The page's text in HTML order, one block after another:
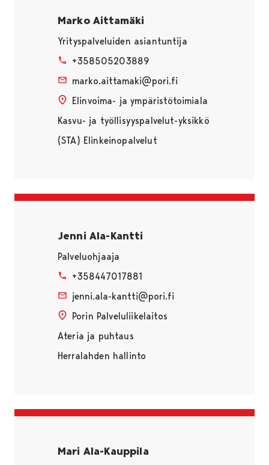
Marko Aittamäki
Yrityspalveluiden asiantuntija
+358505203889
marko.aittamaki@pori.fi
Elinvoima- ja ympäristötoimiala
Kasvu- ja työllisyyspalvelut-yksikkö
(STA) Elinkeinopalvelut
Jenni Ala-Kantti
Palveluohjaaja
+358447017881
jenni.ala-kantti@pori.fi
Porin Palveluliikelaitos
Ateria ja puhtaus
Herralahden hallinto
Mari Ala-Kauppila